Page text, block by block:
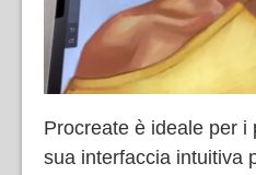
Procreate è ideale per i
sua interfaccia intuitiva